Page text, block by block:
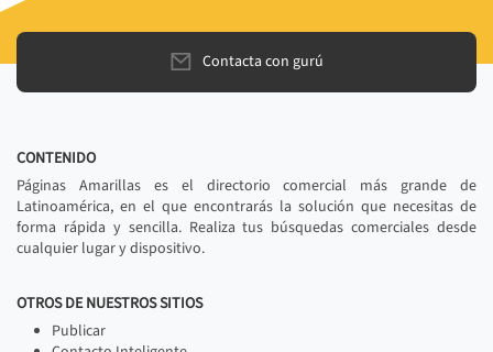
Contacta con gurú
CONTENIDO
Páginas Amarillas es el directorio comercial más grande de
Latinoamérica, en el que encontrarás la solución que necesitas de
forma rápida y sencilla. Realiza tus búsquedas comerciales desde
cualquier lugar y dispositivo.
OTROS DE NUESTROS SITIOS
Publicar